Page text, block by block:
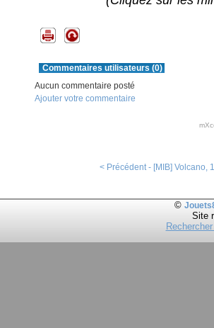
Commentaires utilisateurs (0)
Aucun commentaire posté
Ajouter votre commentaire
< Précédent - [MIB] Volcano,
©
Site